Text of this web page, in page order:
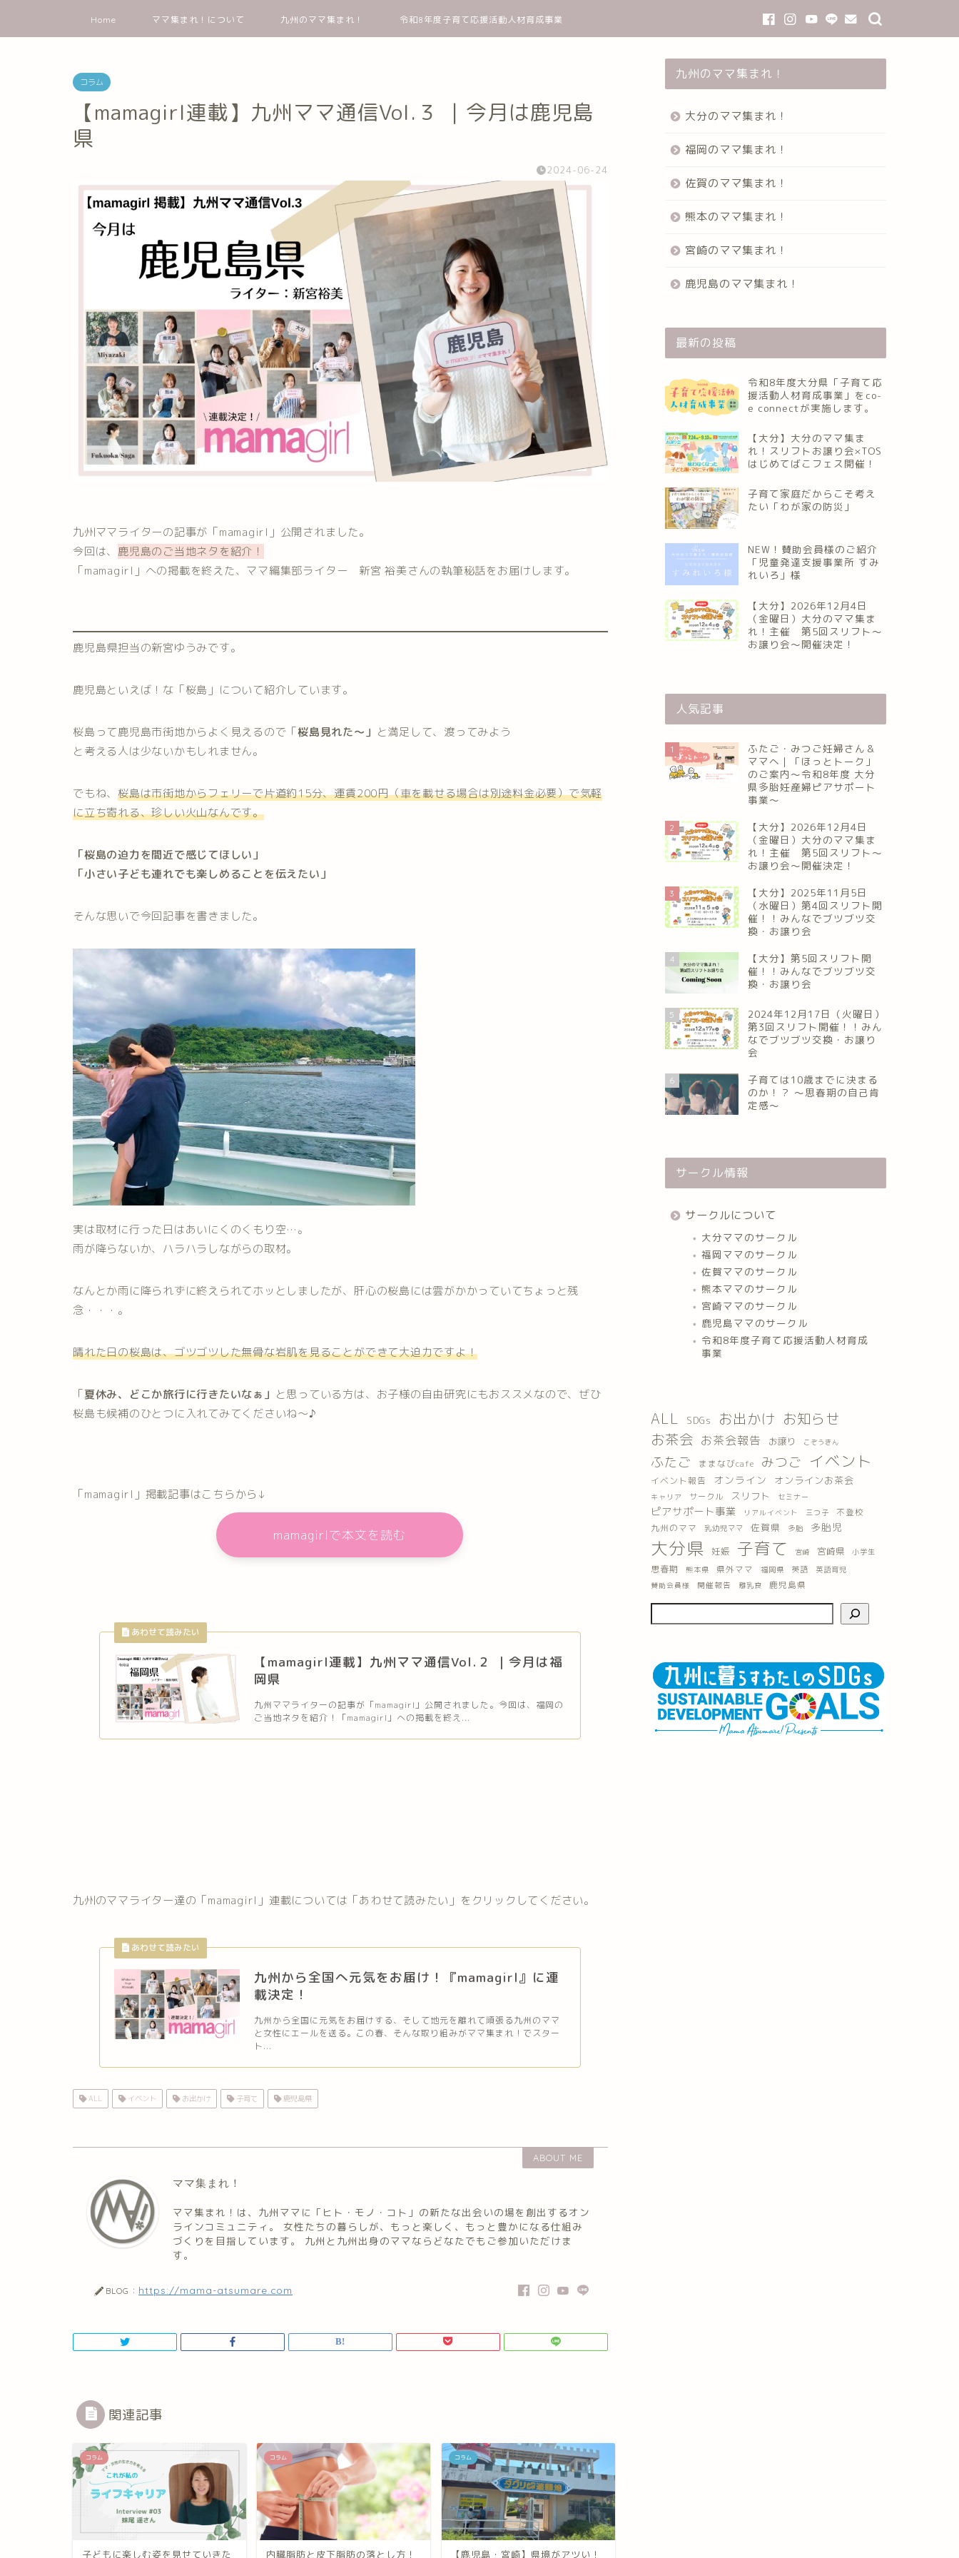
Home ママ集まれ！について 九州のママ集まれ！ 令和8年度子育て応援活動人材育成事業
コラム
【mamagirl連載】九州ママ通信Vol.３ ｜今月は鹿児島
県
2024-06-24
九州ママライターの記事が「mamagirl」公開されました。
今回は、 鹿児島のご当地ネタを紹介！
「mamagirl」への掲載を終えた、ママ編集部ライター 新宮 裕美さんの執筆秘話をお届けします。
鹿児島県担当の新宮ゆうみです。
鹿児島といえば！な「桜島」について紹介しています。
桜島って鹿児島市街地からよく見えるので「桜島見れた～」 と満足して、渡ってみよう
と考える人は少ないかもしれません。
でもね、桜島は市街地からフェリーで片道約15分、運賃200円（車を載せる場合は別途料金必要）で気軽
に立ち寄れる、珍しい火山なんです。
「桜島の迫力を間近で感じてほしい」
「小さい子ども連れでも楽しめることを伝えたい」
そんな思いで今回記事を書きました。
実は取材に行った日はあいにくのくもり空…。
雨が降らないか、ハラハラしながらの取材。
なんとか雨に降られずに終えられてホッとしましたが、肝心の桜島には雲がかかっていてちょっと残
念・・・。
晴れた日の桜島は、ゴツゴツした無骨な岩肌を見ることができて大迫力ですよ！
「夏休み、どこか旅行に行きたいなぁ」 と思っている方は、お子様の自由研究にもおススメなので、ぜひ
桜島も候補のひとつに入れてみてくださいね～♪
「mamagirl」掲載記事はこちらから↓
mamagirlで本文を読む
【mamagirl連載】九州ママ通信Vol.２ ｜今月は福
岡県
九州ママライターの記事が「mamagirl」公開されました。今回は、福岡の
ご当地ネタを紹介！「mamagirl」への掲載を終え...
九州のママライター達の「mamagirl」連載については「あわせて読みたい」をクリックしてください。
九州から全国へ元気をお届け！『mamagirl』に連
載決定！
九州から全国に元気をお届けする、そして地元を離れて頑張る九州のママ
と女性にエールを送る。この春、そんな取り組みがママ集まれ！でスター
ト...
ALL イベント お出かけ 子育て 鹿児島県
ABOUT ME
ママ集まれ！
ママ集まれ！は、九州ママに「ヒト・モノ・コト」の新たな出会いの場を創出するオン
ラインコミュニティ。 女性たちの暮らしが、もっと楽しく、もっと豊かになる仕組み
づくりを目指しています。 九州と九州出身のママならどなたでもご参加いただけま
す。
BLOG： https://mama-atsumare.com
関連記事
コラム
子どもに楽しむ姿を見せていきた
コラム
内臓脂肪と皮下脂肪の落とし方！
コラム
【鹿児島・宮崎】県境がアツい！
九州のママ集まれ！
大分のママ集まれ！
福岡のママ集まれ！
佐賀のママ集まれ！
熊本のママ集まれ！
宮崎のママ集まれ！
鹿児島のママ集まれ！
最新の投稿
令和8年度大分県「子育て応
援活動人材育成事業」をco-
e connectが実施します。
【大分】大分のママ集ま
れ！スリフトお譲り会×TOS
はじめてばこフェス開催！
子育て家庭だからこそ考え
たい「わが家の防災」
NEW！賛助会員様のご紹介
「児童発達支援事業所 すみ
れいろ」様
【大分】2026年12月4日
（金曜日）大分のママ集ま
れ！主催 第5回スリフト〜
お譲り会〜開催決定！
人気記事
1
ふたご・みつご妊婦さん＆
ママへ｜「ほっとトーク」
のご案内～令和8年度 大分
県多胎妊産婦ピアサポート
事業～
2
【大分】2026年12月4日
（金曜日）大分のママ集ま
れ！主催 第5回スリフト〜
お譲り会〜開催決定！
3
【大分】2025年11月5日
（水曜日）第4回スリフト開
催！！みんなでブツブツ交
換・お譲り会
4
【大分】第5回スリフト開
催！！みんなでブツブツ交
換・お譲り会
5
2024年12月17日（火曜日）
第3回スリフト開催！！みん
なでブツブツ交換・お譲り
会
6
子育ては10歳までに決まる
のか！？ ～思春期の自己肯
定感～
サークル情報
サークルについて
大分ママのサークル
福岡ママのサークル
佐賀ママのサークル
熊本ママのサークル
宮崎ママのサークル
鹿児島ママのサークル
令和8年度子育て応援活動人材育成
事業
ALL SDGs お出かけ お知らせ
お茶会 お茶会報告 お譲り こぞうきん
ふたご ままなびcafe みつご イベント
イベント報告 オンライン オンラインお茶会
キャリア サークル スリフト セミナー
ピアサポート事業 リアルイベント 三つ子 不登校
九州のママ 乳幼児ママ 佐賀県 多胎 多胎児
大分県 妊娠 子育て 宮崎 宮崎県 小学生
思春期 熊本県 県外ママ 福岡県 英語 英語育児
賛助会員様 開催報告 離乳食 鹿児島県